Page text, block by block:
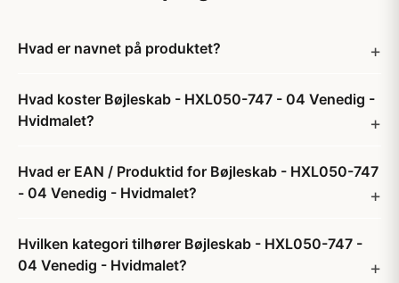
Hvad er navnet på produktet?
Hvad koster Bøjleskab - HXL050-747 - 04 Venedig -
Hvidmalet?
Hvad er EAN / Produktid for Bøjleskab - HXL050-747
- 04 Venedig - Hvidmalet?
Hvilken kategori tilhører Bøjleskab - HXL050-747 -
04 Venedig - Hvidmalet?